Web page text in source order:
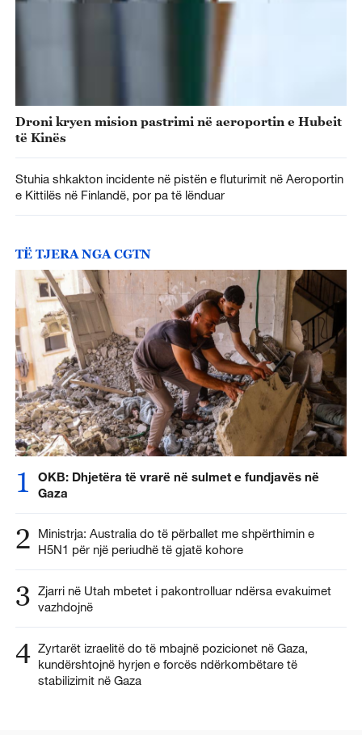
Droni kryen mision pastrimi në aeroportin e Hubeit
të Kinës
Stuhia shkakton incidente në pistën e fluturimit në Aeroportin
e Kittilës në Finlandë, por pa të lënduar
TË TJERA NGA CGTN
1
OKB: Dhjetëra të vrarë në sulmet e fundjavës në
Gaza
2
Ministrja: Australia do të përballet me shpërthimin e
H5N1 për një periudhë të gjatë kohore
3 Zjarri në Utah mbetet i pakontrolluar ndërsa evakuimet
vazhdojnë
4 Zyrtarët izraelitë do të mbajnë pozicionet në Gaza,
kundërshtojnë hyrjen e forcës ndërkombëtare të
stabilizimit në Gaza